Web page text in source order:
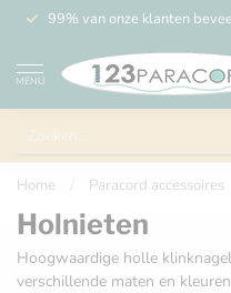
99% van onze klanten
MENU
Home Paracord accessoires
Holnieten
Hoogwaardige holle
verschillende maten en